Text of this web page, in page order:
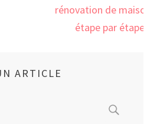
rénovation de maison
étape par étape ?
ARTICLE